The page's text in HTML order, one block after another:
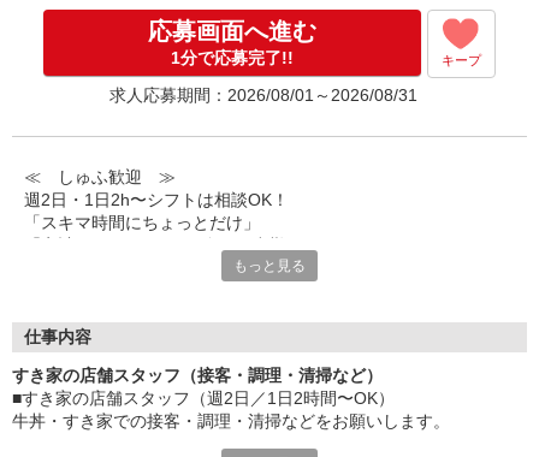
応募画面へ進む
1分で応募完了!! キープ
求人応募期間：2026/08/01～2026/08/31
≪ しゅふ歓迎 ≫
週2日・1日2h〜シフトは相談OK！
「スキマ時間にちょっとだけ」
など、自分らしく活躍できますよ。
■髪型・髪色自由
■給与前払い可
急な出費も安心♪
■社員登用あり
将来を考えている方は必見です。
もっと見る
仕事内容
すき家の店舗スタッフ（接客・調理・清掃など）
■すき家の店舗スタッフ（週2日／1日2時間〜OK）
牛丼・すき家での接客・調理・清掃などをお願いします。